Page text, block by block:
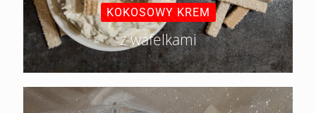
KOKOSOWY KREM
z wafelkami